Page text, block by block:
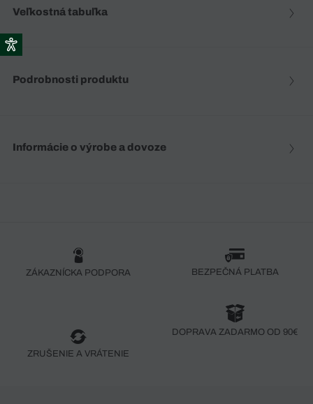
Veľkostná tabuľka
Podrobnosti produktu
Informácie o výrobe a dovoze
ZÁKAZNÍCKA PODPORA BEZPEČNÁ PLATBA
ZRUŠENIE A VRÁTENIE
DOPRAVA ZADARMO OD 90€